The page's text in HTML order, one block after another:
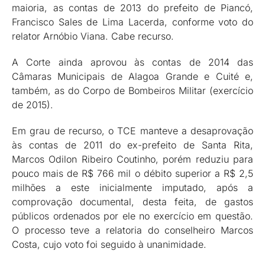
maioria, as contas de 2013 do prefeito de Piancó,
Francisco Sales de Lima Lacerda, conforme voto do
relator Arnóbio Viana. Cabe recurso.
A Corte ainda aprovou às contas de 2014 das
Câmaras Municipais de Alagoa Grande e Cuité e,
também, as do Corpo de Bombeiros Militar (exercício
de 2015).
Em grau de recurso, o TCE manteve a desaprovação
às contas de 2011 do ex-prefeito de Santa Rita,
Marcos Odilon Ribeiro Coutinho, porém reduziu para
pouco mais de R$ 766 mil o débito superior a R$ 2,5
milhões a este inicialmente imputado, após a
comprovação documental, desta feita, de gastos
públicos ordenados por ele no exercício em questão.
O processo teve a relatoria do conselheiro Marcos
Costa, cujo voto foi seguido à unanimidade.